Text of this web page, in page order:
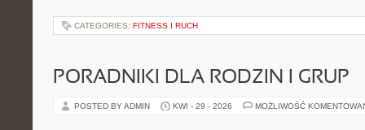
CATEGORIES: FITNESS I RUCH
PORADNIKI DLA RODZIN I GRUP
POSTED BY ADMIN KWI - 29 - 2026 MOŻLIWOŚĆ